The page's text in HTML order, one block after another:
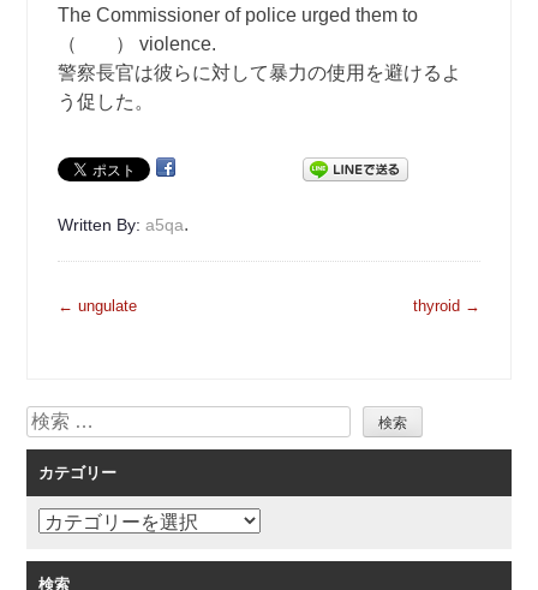
The Commissioner of police urged them to
（ ） violence.
警察長官は彼らに対して暴力の使用を避けるよ
う促した。
Written By:a5qa.
投
ゲ
ー
シ
ョ
ン
← ungulate thyroid →
検
索
カテゴリー
カ
ゴ
検索